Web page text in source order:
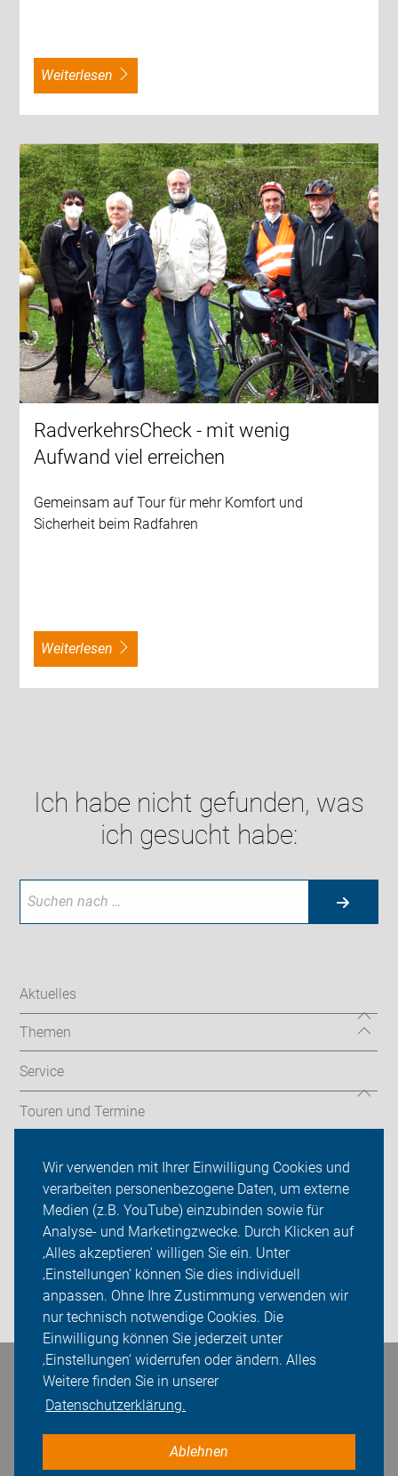
Wir verwenden mit Ihrer Einwilligung Cookies und
verarbeiten personenbezogene Daten, um externe
Medien (z.B. YouTube) einzubinden sowie für
Analyse- und Marketingzwecke. Durch Klicken auf
‚Alles akzeptieren‘ willigen Sie ein. Unter
‚Einstellungen‘ können Sie dies individuell
anpassen. Ohne Ihre Zustimmung verwenden wir
nur technisch notwendige Cookies. Die
Einwilligung können Sie jederzeit unter
‚Einstellungen‘ widerrufen oder ändern. Alles
Weitere finden Sie in unserer
Datenschutzerklärung.
Ablehnen
weiterlesen
RadverkehrsCheck - mit wenig
Aufwand viel erreichen
Gemeinsam auf Tour für mehr Komfort und
Sicherheit beim Radfahren
weiterlesen
Ich habe nicht gefunden, was
ich gesucht habe:
Aktuelles
Themen
Service
Touren und Termine
ADFC Karlsruhe
Sei dabei
Presse
Login
Bleiben Sie in Kontakt